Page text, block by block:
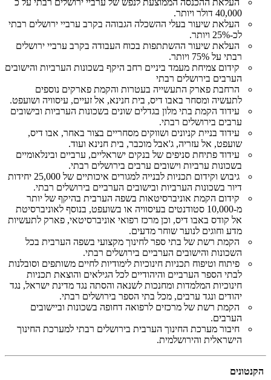
40,000 דולר ויותר.
העלאת שיעור בעלי ההשכלה הגבוהה בקרב ערביי ירושלים רבתי
לכ-25% ויותר.
העלאת שיעור ההשתתפות בכוח העבודה בקרב ערביי ירושלים
רבתי על 75% ויותר.
קידום צמיחת מעמד ביניים רחב היקף בשכונות הערביות והישובים
הערבים בירושלים רבתי
הרחבת פארק התעשייה בעטרות והקמת פארקים נוספים
לתעשיה ומסחר באבו דיס, בית חנינא, אל זעיים, עיסוויה ושועפט.
עידוד הקמת בתי מלון בגדלים שונים בשכונות הערביות ובישובים
ערבים בירושלים רבתי.
עידוד בניית קניונים ושווקים מסחריים בצור באחר, אבו דיס,
שועפט, אל עזריה, ג'אבל מוכבר, בית חנינא ועוד.
עידוד פתיחת סניפים של בנקים ישראליים, ערביים ובינלאומיים
בשכונות ערביות וישובים ערבים בירושלים רבתי.
גיבוש וקידום תכניות לבנייה למגורים איכותיים של 25,000 יחידות
דיור בשכונות הערביות ובישובים הערביים בירושלים רבתי.
קידום הקמת אוניברסיטאות בשפה הערבית בהיקף של יותר
מ-10,000 סטודנטים בעיסוויה או בשועפט, בנוסף לאוניברסיטת
אל קודס באבו דיס, וכן מרכז רפואי אוניברסיטאי, פארק לתעשיות
מדע וחוגים לנוער שוחר מדעים.
הקמת רשת של בתי ספר לחינוך מקצועי בשפה הערבית בכל
השכונות והישובים הערביים בירושלים רבתי.
פיתוח וטיפוח תכניות חינוכיות לימודיות לחיים משותפים וסובלנות
לבתי הספר הערביים והיהודיים לכל הגילאים והוצאת תכניות
חינוכיות המלמדות ומחנכות לשנאה והסתה נגד מדינת ישראל, נגד
יהודים ונגד ערבים, מכל בתי הספר בירושלים רבתי.
הקמת רשת של מרכזים לרפואה דחופה בשכונות וביישובים
הערבים.
חיבור מערכת החינוך הערבית בירושלים רבתי למערכת החינוך
הישראלית והירושלמית.
הקנטונים